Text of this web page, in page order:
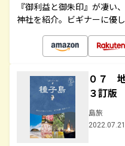
『御利益と御朱印』が凄い
神社を紹介。ビギナーに優
０７
３訂版
島旅